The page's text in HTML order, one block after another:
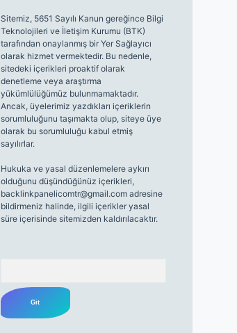
Sitemiz, 5651 Sayılı Kanun gereğince Bilgi
Teknolojileri ve İletişim Kurumu (BTK)
tarafından onaylanmış bir Yer Sağlayıcı
olarak hizmet vermektedir. Bu nedenle,
sitedeki içerikleri proaktif olarak
denetleme veya araştırma
yükümlülüğümüz bulunmamaktadır.
Ancak, üyelerimiz yazdıkları içeriklerin
sorumluluğunu taşımakta olup, siteye üye
olarak bu sorumluluğu kabul etmiş
sayılırlar.
Hukuka ve yasal düzenlemelere aykırı
olduğunu düşündüğünüz içerikleri,
backlinkpanelicomtr@gmail.comadresine
bildirmeniz halinde, ilgili içerikler yasal
süre içerisinde sitemizden kaldırılacaktır.